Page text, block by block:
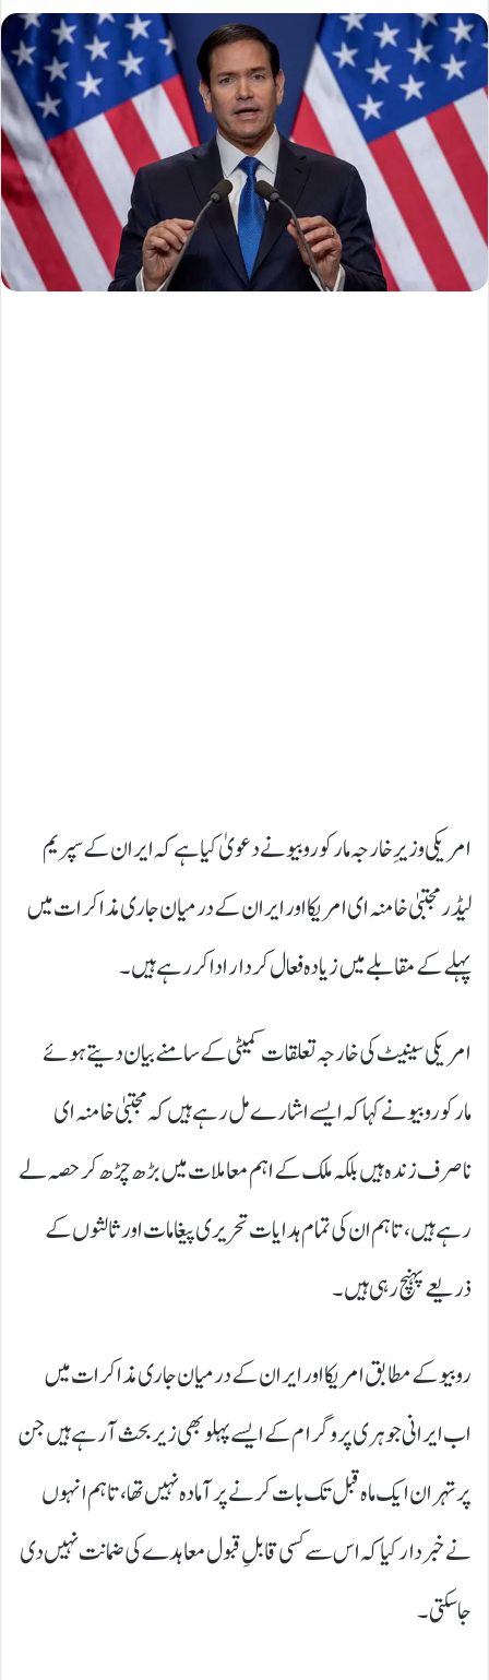
امریکی وزیرِ خارجہ مارکو روبیو نے دعویٰ کیا ہے کہ ایران کے سپریم
لیڈر مجتبیٰ خامنہ ای امریکا اور ایران کے درمیان جاری مذاکرات میں
پہلے کے مقابلے میں زیادہ فعال کردار ادا کر رہے ہیں۔
امریکی سینیٹ کی خارجہ تعلقات کمیٹی کے سامنے بیان دیتے ہوئے
مارکو روبیو نے کہا کہ ایسے اشارے مل رہے ہیں کہ مجتبیٰ خامنہ ای
ناصرف زندہ ہیں بلکہ ملک کے اہم معاملات میں بڑھ چڑھ کر حصہ لے
رہے ہیں، تاہم ان کی تمام ہدایات تحریری پیغامات اور ثالثوں کے
ذریعے پہنچ رہی ہیں۔
روبیو کے مطابق امریکا اور ایران کے درمیان جاری مذاکرات میں
اب ایرانی جوہری پروگرام کے ایسے پہلو بھی زیر بحث آ رہے ہیں جن
پر تہران ایک ماہ قبل تک بات کرنے پر آمادہ نہیں تھا، تاہم انہوں
نے خبردار کیا کہ اس سے کسی قابلِ قبول معاہدے کی ضمانت نہیں دی
جا سکتی۔